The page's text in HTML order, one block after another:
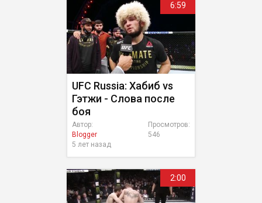
6:59
UFC Russia: Хабиб vs
Гэтжи - Слова после
боя
Просмотров:
546
Автор:
Blogger
5 лет назад
2:00